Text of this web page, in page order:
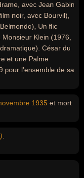
avec Jean Gabin
noir, avec Bourvil),
Un flic
Klein (1976,
César du
et une Palme
pour l'ensemble de sa
1935 et mort